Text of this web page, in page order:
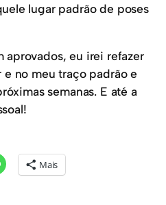
lugar padrão de poses
aprovados, eu irei refazer
e no meu traço padrão e
semanas. E até a
Mais